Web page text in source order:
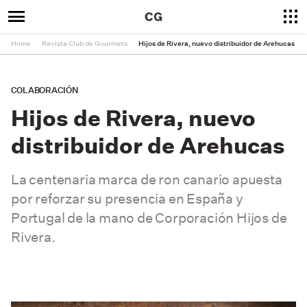
Home Revista Club de Gourmets Hijos de Rivera, nuevo distribuidor de Arehucas
COLABORACIÓN
Hijos de Rivera, nuevo
distribuidor de Arehucas
La centenaria marca de ron canario apuesta
por reforzar su presencia en España y
Portugal de la mano de Corporación Hijos de
Rivera.